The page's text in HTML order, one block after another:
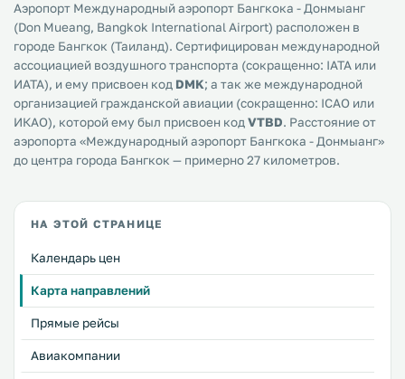
Аэропорт Международный аэропорт Бангкока - Донмыанг
(Don Mueang, Bangkok International Airport) расположен в
городе Бангкок (Таиланд). Сертифицирован международной
ассоциацией воздушного транспорта (сокращенно: IATA или
ИАТА), и ему присвоен код DMK; а так же международной
организацией гражданской авиации (сокращенно: ICAO или
ИКАО), которой ему был присвоен код VTBD. Расстояние от
аэропорта «Международный аэропорт Бангкока - Донмыанг»
до центра города Бангкок — примерно 27 километров.
НА ЭТОЙ СТРАНИЦЕ
Календарь цен
Карта направлений
Прямые рейсы
Авиакомпании